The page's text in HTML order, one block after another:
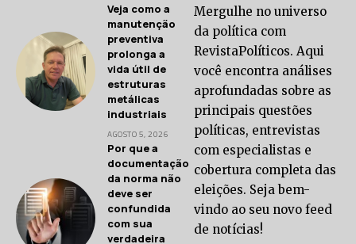
Veja como a
manutenção
preventiva
prolonga a
vida útil de
estruturas
metálicas
industriais
AGOSTO 5, 2026
Por que a
documentação
da norma não
deve ser
confundida
com sua
verdadeira
Mergulhe no universo
da política com
RevistaPolíticos. Aqui
você encontra análises
aprofundadas sobre as
principais questões
políticas, entrevistas
com especialistas e
cobertura completa das
eleições. Seja bem-
vindo ao seu novo feed
de notícias!